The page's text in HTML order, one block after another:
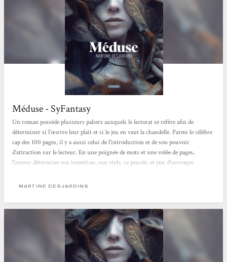
Méduse - SyFantasy
Un roman possède plusieurs paliers auxquels le lectorat se réfère afin de
déterminer si l'œuvre leur plaît et si le jeu en vaut la chandelle. Parmi le célèbre
cap des 100 pages, il y a aussi celui de l'introduction et de son pouvoir
d'attraction sur le lecteur. En une poignée de mots et une volée de pages,
l'auteur détermine son intention, son style, sa pensée, et peu d'ouvrages
soulevé la couverture. Pourtant, le sixième roman de Martine Desjardins,
MARTINE DESJARDINS